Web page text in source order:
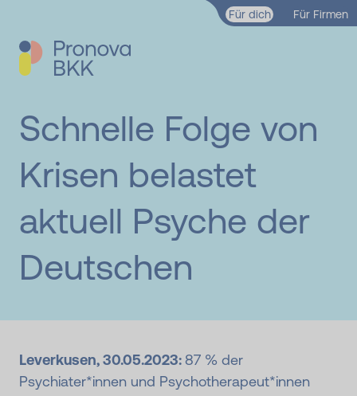
Zum Hauptinhalt springen
Für dich Für Firmen
Schnelle Folge von
Krisen belastet
aktuell Psyche der
Deutschen
Leverkusen, 30.05.2023:87 % der
Psychiater*innen und Psychotherapeut*innen